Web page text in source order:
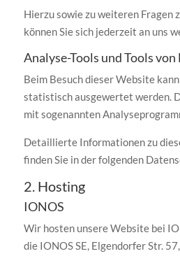
Hierzu sowie zu weiteren Fragen
können Sie sich jederzeit an uns
Analyse-Tools und Tools
Beim Besuch dieser Website
statistisch ausgewertet werden.
mit sogenannten
Detaillierte Informationen zu
finden Sie in der folgenden
2. Hosting
IONOS
Wir hosten unsere Website bei
die IONOS SE, Elgendorfer Str.